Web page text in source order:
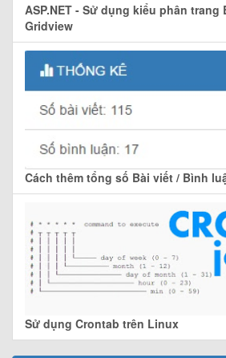
ASP.NET - Sử dụng kiểu phân
Gridview
Cách thêm tổng số Bài viết / Bình
Sử dụng Crontab trên Linux